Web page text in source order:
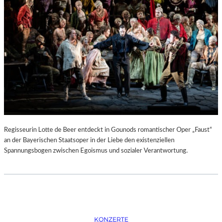
–
K
Ü
N
S
T
L
E
R
,
T
M
Regisseurin Lotte de Beer entdeckt in Gounods romantischer Oper „Faust“
an der Bayerischen Staatsoper in der Liebe den existenziellen
Spannungsbogen zwischen Egoismus und sozialer Verantwortung.
KONZERTE